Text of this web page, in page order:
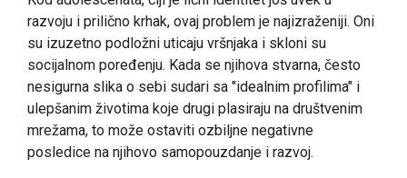
razvoju i prilično krhak, ovaj problem je najizraženiji. Oni
su izuzetno podložni uticaju vršnjaka i skloni su
socijalnom poređenju. Kada se njihova stvarna, često
nesigurna slika o sebi sudari sa "idealnim profilima" i
ulepšanim životima koje drugi plasiraju na društvenim
mrežama, to može ostaviti ozbiljne negativne
posledice na njihovo samopouzdanje i razvoj.